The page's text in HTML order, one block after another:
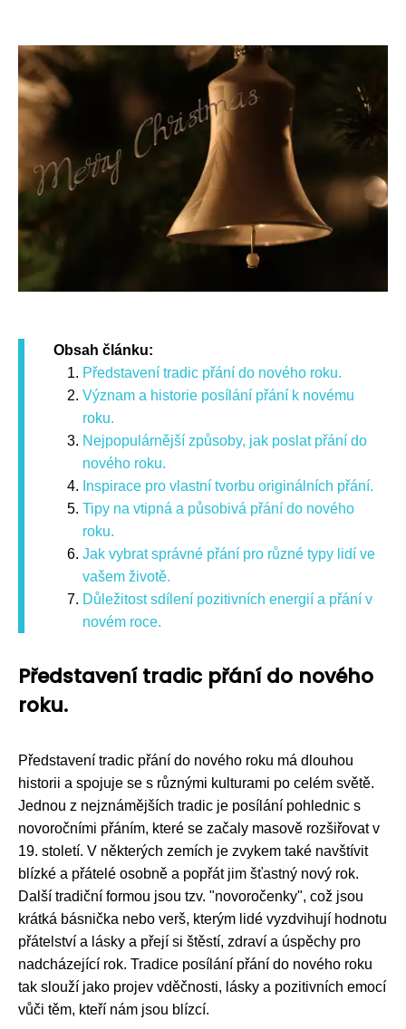
Obsah článku:
Představení tradic přání do nového roku.
Význam a historie posílání přání k novému
roku.
Nejpopulárnější způsoby, jak poslat přání do
nového roku.
Inspirace pro vlastní tvorbu originálních přání.
Tipy na vtipná a působivá přání do nového
roku.
Jak vybrat správné přání pro různé typy lidí ve
vašem životě.
Důležitost sdílení pozitivních energií a přání v
novém roce.
Představení tradic přání do nového
roku.
Představení tradic přání do nového roku má dlouhou
historii a spojuje se s různými kulturami po celém světě.
Jednou z nejznámějších tradic je posílání pohlednic s
novoročními přáním, které se začaly masově rozšiřovat v
19. století. V některých zemích je zvykem také navštívit
blízké a přátelé osobně a popřát jim šťastný nový rok.
Další tradiční formou jsou tzv. "novoročenky", což jsou
krátká básnička nebo verš, kterým lidé vyzdvihují hodnotu
přátelství a lásky a přejí si štěstí, zdraví a úspěchy pro
nadcházející rok. Tradice posílání přání do nového roku
tak slouží jako projev vděčnosti, lásky a pozitivních emocí
vůči těm, kteří nám jsou blízcí.